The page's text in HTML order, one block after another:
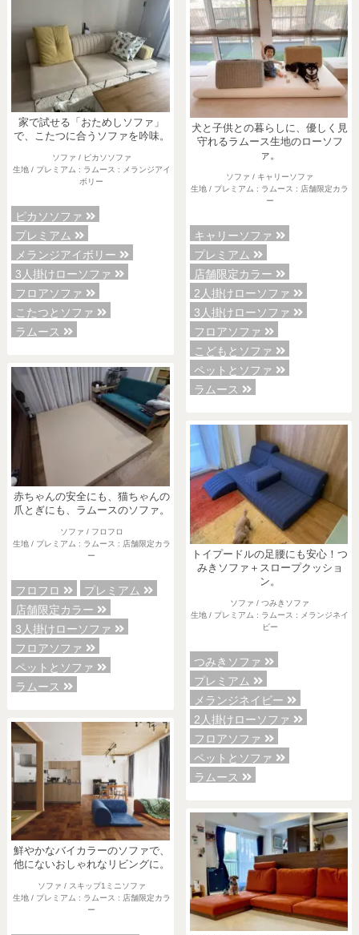
家で試せる「おためしソファ」
で、こたつに合うソファを吟味。
ソファ / ピカソソファ
生地 / プレミアム : ラムース : メランジアイ
ボリー
ピカソソファ
プレミアム
メランジアイボリー
3人掛けローソファ
フロアソファ
こたつとソファ
ラムース
赤ちゃんの安全にも、猫ちゃんの
爪とぎにも、ラムースのソファ。
ソファ / フロフロ
生地 / プレミアム : ラムース : 店舗限定カラ
ー
フロフロ
プレミアム
店舗限定カラー
3人掛けローソファ
フロアソファ
ペットとソファ
ラムース
鮮やかなバイカラーのソファで、
他にないおしゃれなリビングに。
ソファ / スキップ1ミニソファ
生地 / プレミアム : ラムース : 店舗限定カラ
ー
犬と子供との暮らしに、優しく見
守れるラムース生地のローソフ
ァ。
ソファ / キャリーソファ
生地 / プレミアム : ラムース : 店舗限定カラ
ー
キャリーソファ
プレミアム
店舗限定カラー
2人掛けローソファ
3人掛けローソファ
フロアソファ
こどもとソファ
ペットとソファ
ラムース
トイプードルの足腰にも安心！つ
みきソファ＋スロープクッショ
ン。
ソファ / つみきソファ
生地 / プレミアム : ラムース : メランジネイ
ビー
つみきソファ
プレミアム
メランジネイビー
2人掛けローソファ
フロアソファ
ペットとソファ
ラムース